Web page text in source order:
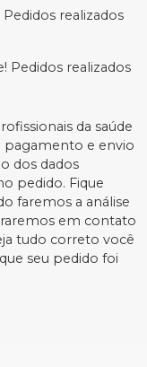
realizados
Pedidos realizados
da saúde
pagamento e envio
dos dados
pedido. Fique
faremos a análise
em contato
tudo correto você
seu pedido foi